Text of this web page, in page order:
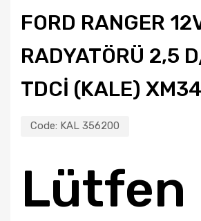
FORD RANGER
RADYATÖRÜ 2,5
TDCİ (KALE)
Code: KAL 356200
Lütfen